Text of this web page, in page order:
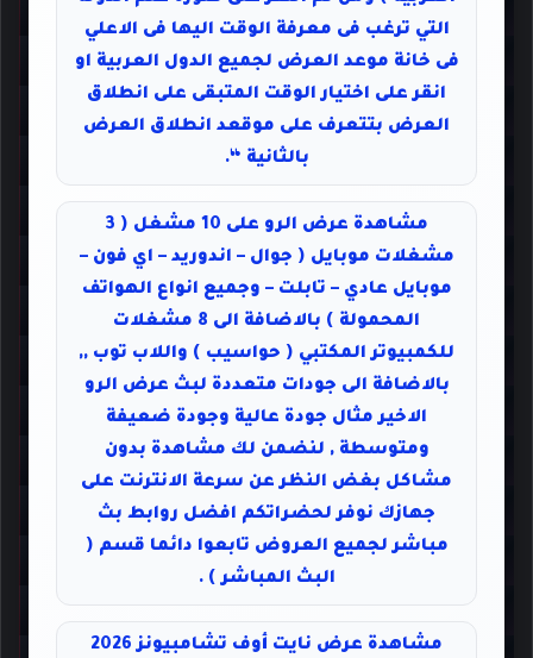
التي ترغب فى معرفة الوقت اليها فى الاعلي
فى خانة موعد العرض لجميع الدول العربية او
انقر على اختيار الوقت المتبقى على انطلاق
العرض بتتعرف على موقعد انطلاق العرض
بالثانية “.
مشاهدة عرض الرو على 10 مشغل ( 3
مشغلات موبايل ( جوال – اندوريد – اي فون –
موبايل عادي – تابلت – وجميع انواع الهواتف
المحمولة ) بالاضافة الى 8 مشغلات
للكمبيوتر المكتبي ( حواسيب ) واللاب توب ,,
بالاضافة الى جودات متعددة لبث عرض الرو
الاخير مثال جودة عالية وجودة ضعيفة
ومتوسطة , لنضمن لك مشاهدة بدون
مشاكل بغض النظر عن سرعة الانترنت على
جهازك نوفر لحضراتكم افضل روابط بث
مباشر لجميع العروض تابعوا دائما قسم (
البث المباشر ) .
مشاهدة عرض نايت أوف تشامبيونز 2026